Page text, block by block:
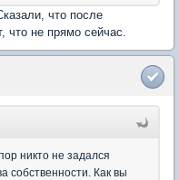
что после
что не прямо сейчас.
никто не задался
собственности. Как вы